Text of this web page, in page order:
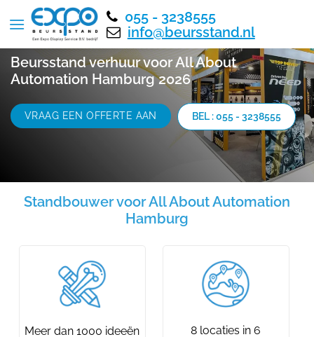
055 - 3238555
info@beursstand.nl
Beursstand verhuur voor All About
Automation Hamburg 2026
VRAAG EEN OFFERTE AAN BEL : 055 - 3238555
Standbouwer voor All About Automation
Hamburg
Meer dan 1000 ideeën
8 locaties in 6